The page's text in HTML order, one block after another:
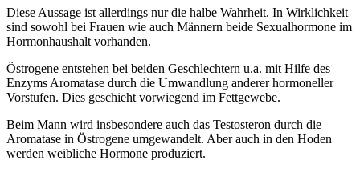
Diese Aussage ist allerdings nur die halbe Wahrheit. In Wirklichkeit
sind sowohl bei Frauen wie auch Männern beide Sexualhormone im
Hormonhaushalt vorhanden.
Östrogene entstehen bei beiden Geschlechtern u.a. mit Hilfe des
Enzyms Aromatase durch die Umwandlung anderer hormoneller
Vorstufen. Dies geschieht vorwiegend im Fettgewebe.
Beim Mann wird insbesondere auch das Testosteron durch die
Aromatase in Östrogene umgewandelt. Aber auch in den Hoden
werden weibliche Hormone produziert.